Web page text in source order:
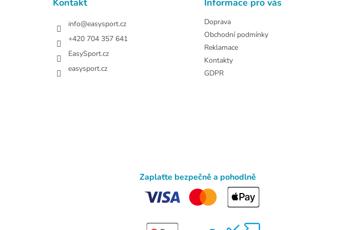
info@easysport.cz
+420 704 357 641
EasySport.cz
easysport.cz
Doprava
Obchodní podmínky
Reklamace
Kontakty
GDPR
Zaplaťte bezpečně a pohodlně